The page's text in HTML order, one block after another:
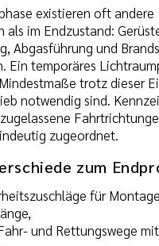
existieren oft andere
als im Endzustand:
Abgasführung und
Ein temporäres
trotz dieser
notwendig sind.
zugeordnet.
zum
für
und Rettungswege